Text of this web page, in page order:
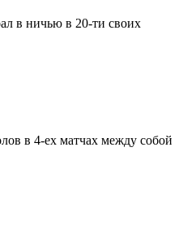
в ничью в 20-ти своих
в 4-ех матчах между собой